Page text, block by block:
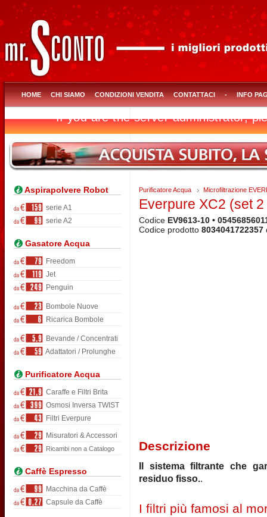
HOME CHI SIAMO CONDIZIONI VENDITA CONTATTACI - INFO
Aspirapolvere Robot
serie A1
serie A2
Gasatore Acqua
Freedom
Jet
Penguin
Bombole Nuove
Ricarica Bombole
Bevande / Concentrati
Adattatori / Prolunghe
Purificatore Acqua
Caraffe e Filtri Brita
Osmosi Inversa TWIST
Filtri Everpure
Misuratori & Accessori
Ricambi non a Catalogo
Caffè Espresso
Macchina da Caffè
Capsule da Caffè
Purificatore Acqua Microfiltrazione
Everpure XC2 (set
Codice EV9613-10 •
Codice prodotto 8034041722357
Descrizione
Il sistema filtrante che
residuo fisso..
I filtri più famosi al